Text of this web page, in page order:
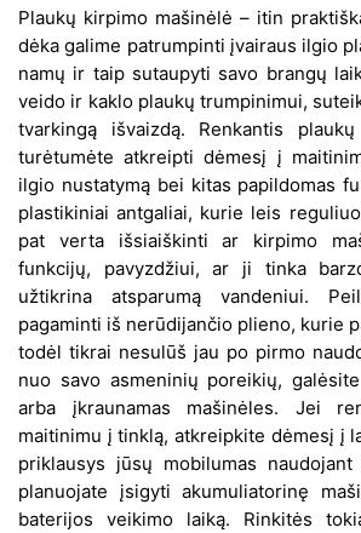
Plaukų kirpimo mašinėlė – itin
dėka galime patrumpinti įvairaus ilgio
namų ir taip sutaupyti savo brangų
veido ir kaklo plaukų trumpinimui,
tvarkingą išvaizdą. Renkantis
turėtumėte atkreipti dėmesį į
ilgio nustatymą bei kitas papildomas
plastikiniai antgaliai, kurie leis
pat verta išsiaiškinti ar kirpimo
funkcijų, pavyzdžiui, ar ji tinka
užtikrina atsparumą vandeniui.
pagaminti iš nerūdijančio plieno, kurie
todėl tikrai nesulūš jau po pirmo
nuo savo asmeninių poreikių,
arba įkraunamas mašinėles. Jei
maitinimu į tinklą, atkreipkite dėmesį į
priklausys jūsų mobilumas
planuojate įsigyti akumuliatorinę
baterijos veikimo laiką. Rinkitės